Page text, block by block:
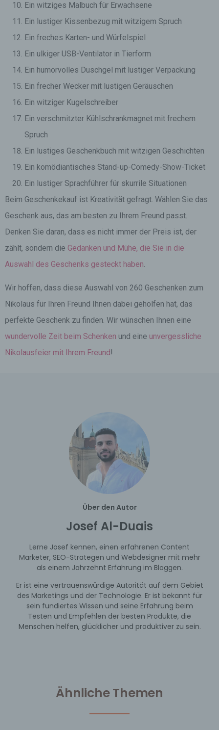
Ein witziges Malbuch für Erwachsene
Ein lustiger Kissenbezug mit witzigem Spruch
Ein freches Karten- und Würfelspiel
Ein ulkiger USB-Ventilator in Tierform
Ein humorvolles Duschgel mit lustiger Verpackung
Ein frecher Wecker mit lustigen Geräuschen
Ein witziger Kugelschreiber
Ein verschmitzter Kühlschrankmagnet mit frechem
Spruch
Ein lustiges Geschenkbuch mit witzigen Geschichten
Ein komödiantisches Stand-up-Comedy-Show-Ticket
Ein lustiger Sprachführer für skurrile Situationen
Beim Geschenkekauf ist Kreativität gefragt. Wählen Sie das
Geschenk aus, das am besten zu Ihrem Freund passt.
Denken Sie daran, dass es nicht immer der Preis ist, der
zählt, sondern die Gedanken und Mühe, die Sie in die
Auswahl des Geschenks gesteckt haben.
Wir hoffen, dass diese Auswahl von 260 Geschenken zum
Nikolaus für Ihren Freund Ihnen dabei geholfen hat, das
perfekte Geschenk zu finden. Wir wünschen Ihnen eine
wundervolle Zeit beim Schenken und eine unvergessliche
Nikolausfeier mit Ihrem Freund!
Über den Autor
Josef Al-Duais
Lerne Josef kennen, einen erfahrenen Content
Marketer, SEO-Strategen und Webdesigner mit mehr
als einem Jahrzehnt Erfahrung im Bloggen.
Er ist eine vertrauenswürdige Autorität auf dem Gebiet
des Marketings und der Technologie. Er ist bekannt für
sein fundiertes Wissen und seine Erfahrung beim
Testen und Empfehlen der besten Produkte, die
Menschen helfen, glücklicher und produktiver zu sein.
Ähnliche Themen